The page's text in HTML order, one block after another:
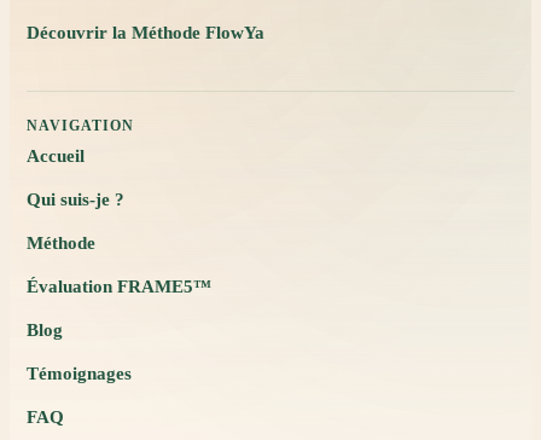
Découvrir la Méthode FlowYa
NAVIGATION
Accueil
Qui suis-je ?
Méthode
Évaluation FRAME5™
Blog
Témoignages
FAQ